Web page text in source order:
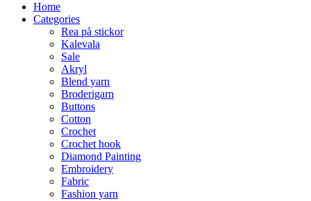
Home
Categories
Rea på stickor
Kalevala
Sale
Akryl
Blend yarn
Broderigarn
Buttons
Cotton
Crochet
Crochet hook
Diamond Painting
Embroidery
Fabric
Fashion yarn